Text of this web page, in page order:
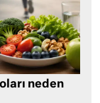
neden